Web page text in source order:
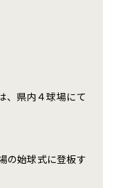
、県内４球場にて
の始球式に登板す